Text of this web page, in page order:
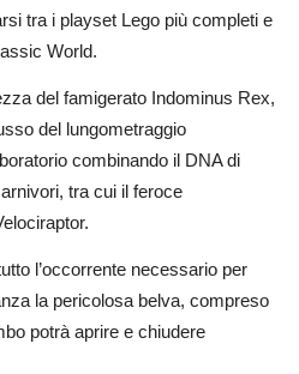
tra i playset Lego più completi e
World.
del famigerato Indominus Rex,
del lungometraggio
combinando il DNA di
tra cui il feroce
l’occorrente necessario per
la pericolosa belva, compreso
potrà aprire e chiudere